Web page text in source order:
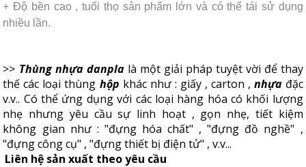
+ Độ bền cao , tuổi thọ sản phẩm lớn và có thể tái sử dụng
nhiều lần.
>> Thùng nhựa danplalà một giải pháp tuyệt vời để thay
thế các loại thùng hộp khác như : giấy , carton , nhựađặc
v.v.. Có thể ứng dụng với các loại hàng hóa có khối lượng
nhẹ nhưng yêu cầu sự linh hoạt , gọn nhẹ, tiết kiệm
không gian như : "đựng hóa chất" , "đựng đồ nghề" ,
"đựng công cụ" , "đựng thiết bị điện tử" , v.v...
Liên hệ sản xuất theo yêu cầu